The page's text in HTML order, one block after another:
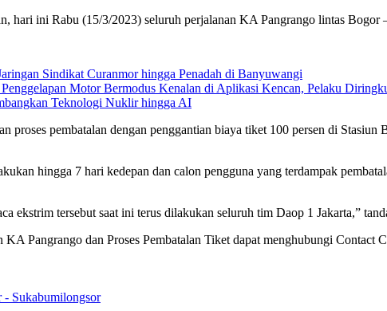
hari ini Rabu (15/3/2023) seluruh perjalanan KA Pangrango lintas Bogor
Sindikat Curanmor hingga Penadah di Banyuwangi
Motor Bermodus Kenalan di Aplikasi Kencan, Pelaku
Teknologi Nuklir hingga AI
proses pembatalan dengan penggantian biaya tiket 100 persen di
hingga 7 hari kedepan dan calon pengguna yang terdampak
ekstrim tersebut saat ini terus dilakukan seluruh tim Daop 1 Jakarta,”
Pangrango dan Proses Pembatalan Tiket dapat menghubungi
- Sukabumilongsor